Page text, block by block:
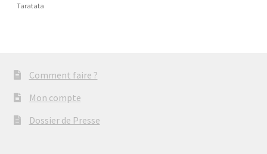
Taratata
Comment faire ?
Mon compte
Dossier de Presse